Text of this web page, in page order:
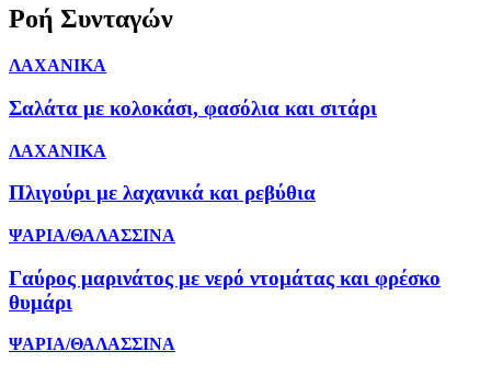
Ροή Συνταγών
ΛΑΧΑΝΙΚΑ
Σαλάτα με κολοκάσι, φασόλια και σιτάρι
ΛΑΧΑΝΙΚΑ
Πλιγούρι με λαχανικά και ρεβύθια
ΨΑΡΙΑ/ΘΑΛΑΣΣΙΝΑ
Γαύρος μαρινάτος με νερό ντομάτας και φρέσκο
θυμάρι
ΨΑΡΙΑ/ΘΑΛΑΣΣΙΝΑ